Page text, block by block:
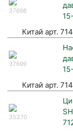
37698
Китай арт.
37699
Китай арт.
35370